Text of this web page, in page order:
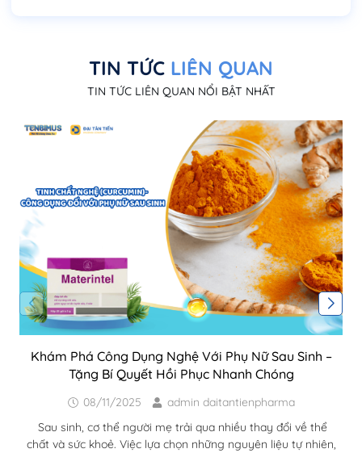
TIN TỨC LIÊN QUAN
TIN TỨC LIÊN QUAN NỔI BẬT NHẤT
Khám Phá Công Dụng Nghệ Với Phụ Nữ Sau Sinh –
Tặng Bí Quyết Hồi Phục Nhanh Chóng
08/11/2025
admin daitantienpharma
Sau sinh, cơ thể người mẹ trải qua nhiều thay đổi về thể
chất và sức khoẻ. Việc lựa chọn những nguyên liệu tự nhiên,